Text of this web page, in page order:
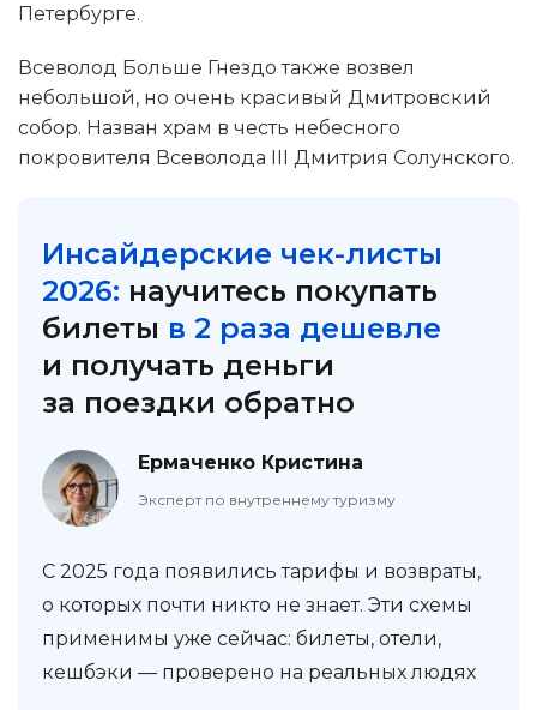
Петербурге.
Всеволод Больше Гнездо также возвел
небольшой, но очень красивый Дмитровский
собор. Назван храм в честь небесного
покровителя Всеволода III Дмитрия Солунского.
Инсайдерские чек-листы
2026: научитесь покупать
билеты в 2 раза дешевле
и получать деньги
за поездки обратно
Ермаченко Кристина
Эксперт по внутреннему туризму
С 2025 года появились тарифы и возвраты,
о которых почти никто не знает. Эти схемы
применимы уже сейчас: билеты, отели,
кешбэки — проверено на реальных людях